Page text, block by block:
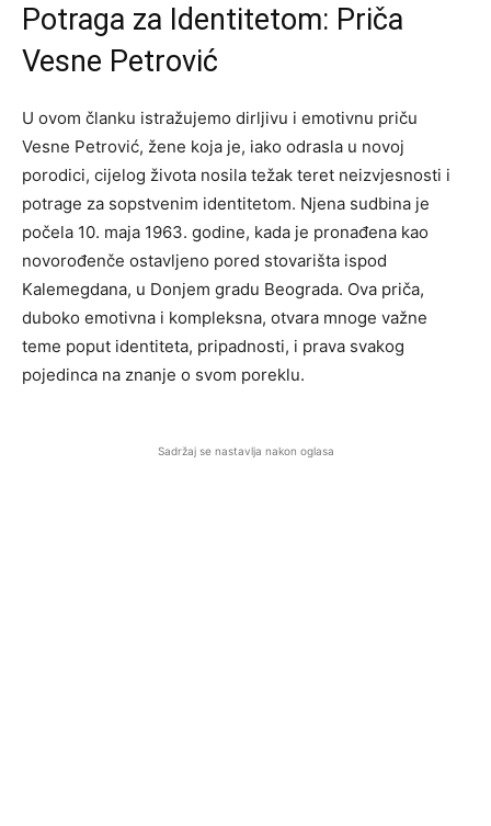
Potraga za Identitetom: Priča
Vesne Petrović
U ovom članku istražujemo dirljivu i emotivnu priču
Vesne Petrović, žene koja je, iako odrasla u novoj
porodici, cijelog života nosila težak teret neizvjesnosti i
potrage za sopstvenim identitetom. Njena sudbina je
počela 10. maja 1963. godine, kada je pronađena kao
novorođenče ostavljeno pored stovarišta ispod
Kalemegdana, u Donjem gradu Beograda. Ova priča,
duboko emotivna i kompleksna, otvara mnoge važne
teme poput identiteta, pripadnosti, i prava svakog
pojedinca na znanje o svom poreklu.
Sadržaj se nastavlja nakon oglasa